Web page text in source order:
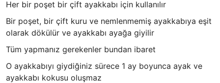
Her bir poşet bir çift ayakkabı için kullanılır
Bir poşet, bir çift kuru ve nemlenmemiş ayakkabıya eşit
olarak dökülür ve ayakkabı ayağa giyilir
Tüm yapmanız gerekenler bundan ibaret
O ayakkabıyı giydiğiniz sürece 1 ay boyunca ayak ve
ayakkabı kokusu oluşmaz